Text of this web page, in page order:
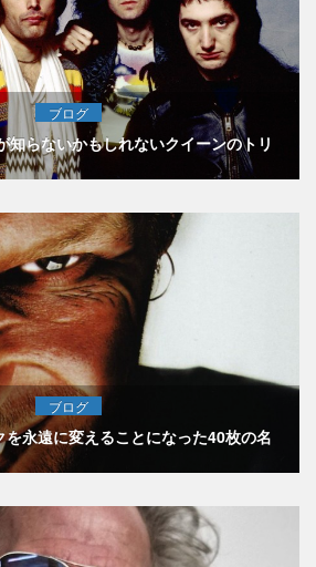
ブログ
知らないかもしれないクイーンのトリ
ブログ
永遠に変えることになった40枚の名